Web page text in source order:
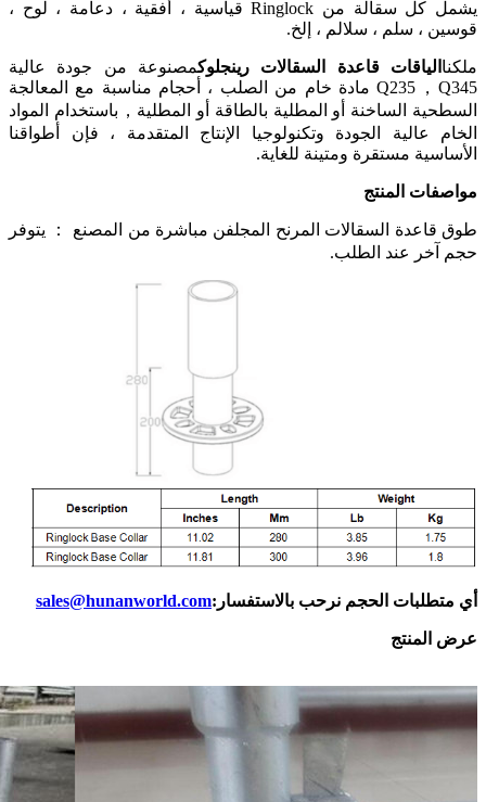
يشمل كل سقالة من Ringlock قياسية ، أفقية ، دعامة ، لوح ،
قوسين ، سلم ، سلالم ، إلخ.
ملكنا الياقات قاعدة السقالات رينجلوكمصنوعة من جودة عالية
Q235 ，
Q345 مادة خام من الصلب ، أحجام مناسبة مع المعالجة
السطحية الساخنة أو المطلية بالطاقة أو المطلية ， باستخدام المواد
الخام عالية الجودة وتكنولوجيا الإنتاج المتقدمة ، فإن أطواقنا
الأساسية مستقرة ومتينة للغاية.
مواصفات المنتج
طوق قاعدة السقالات المرنح المجلفن مباشرة من المصنع ： يتوفر
حجم آخر عند الطلب.
أي متطلبات الحجم نرحب بالاستفسار:sales@hunanworld.com
عرض المنتج